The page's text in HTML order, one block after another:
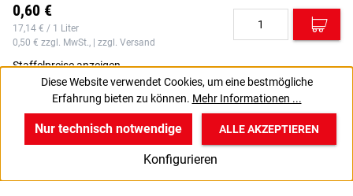
0,60 €
17,14 € / 1 Liter
0,50 € zzgl. MwSt., | zzgl. Versand
Staffelpreise anzeigen
C
VPE gewünscht? Dann die zu bestellende Anzahl auf 1000
Diese Website verwendet Cookies, um eine bestmögliche
Erfahrung bieten zu können. Mehr Informationen ...
Nur technisch notwendige
Konfigurieren
ALLE AKZEPTIEREN
v
Produkte
B